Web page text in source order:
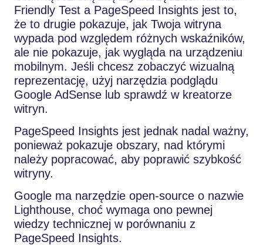
Friendly Test a PageSpeed Insights jest to,
że to drugie pokazuje, jak Twoja witryna
wypada pod względem różnych wskaźników,
ale nie pokazuje, jak wygląda na urządzeniu
mobilnym. Jeśli chcesz zobaczyć wizualną
reprezentację, użyj narzędzia podglądu
Google AdSense lub sprawdź w kreatorze
witryn.
PageSpeed Insights jest jednak nadal ważny,
ponieważ pokazuje obszary, nad którymi
należy popracować, aby poprawić szybkość
witryny.
Google ma narzędzie open-source o nazwie
Lighthouse, choć wymaga ono pewnej
wiedzy technicznej w porównaniu z
PageSpeed Insights.